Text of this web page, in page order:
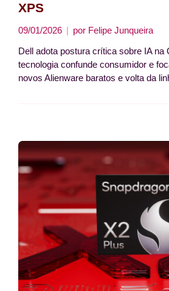
XPS
09/01/2026 por Felipe Junqueira
Dell adota postura crítica sobre IA na
tecnologia confunde consumidor e
novos Alienware baratos e volta da